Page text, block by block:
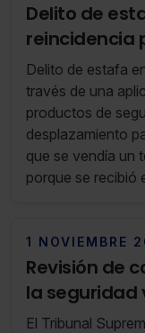
Delito de
reincidencia
teléfono
Delito de estafa
través de una
productos de
desplazamiento
que se vendía un
porque se recibió
1 NOVIEMBRE
Revisión de
la seguridad
licencia
El Tribunal